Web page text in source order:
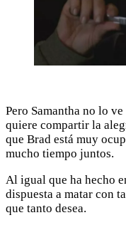
Pero Samantha no lo
quiere compartir la
que Brad está muy
mucho tiempo juntos.
Al igual que ha hecho
dispuesta a matar con
que tanto desea.